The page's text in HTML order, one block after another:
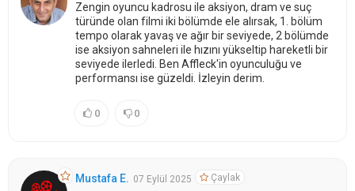
Zengin oyuncu kadrosu ile aksiyon, dram ve suç
türünde olan filmi iki bölümde ele alırsak, 1. bölüm
tempo olarak yavaş ve ağır bir seviyede, 2 bölümde
ise aksiyon sahneleri ile hızını yükseltip hareketli bir
seviyede ilerledi. Ben Affleck'in oyunculuğu ve
performansı ise güzeldi. İzleyin derim.
0 0
Mustafa E. 07 Eylül 2025 Çaylak